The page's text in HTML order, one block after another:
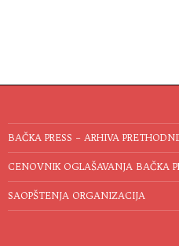
BAČKA PRESS – ARHIVA
CENOVNIK OGLAŠAVANJA BAČKA
SAOPŠTENJA ORGANIZACIJA